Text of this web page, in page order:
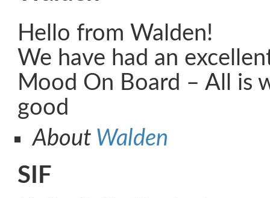
Hello from Walden!
We have had an
Mood On Board – All is
good
About Walden
SIF